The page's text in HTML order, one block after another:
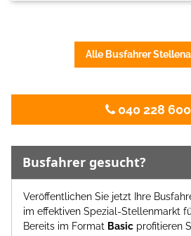
Alle Busfahrer
040 228
Busfahrer gesucht?
Veröffentlichen Sie jetzt Ihre
im effektiven Spezial-Stellenmarkt
Bereits im Format Basic profitieren